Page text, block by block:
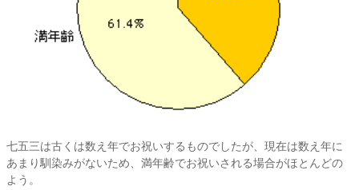
七五三は古くは数え年でお祝いするものでしたが、現在は数え年に
あまり馴染みがないため、満年齢でお祝いされる場合がほとんどの
よう。